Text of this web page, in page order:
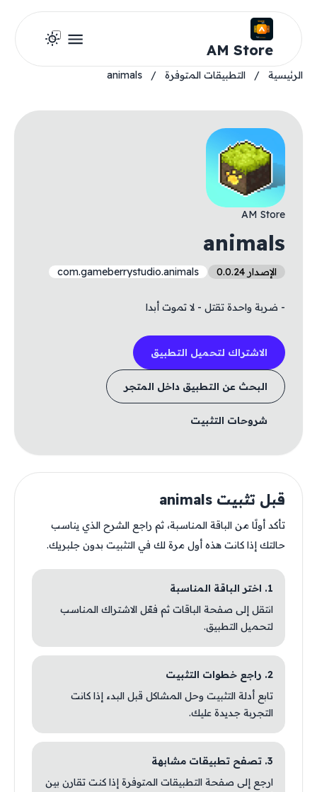
AM Store
الرئيسية / التطبيقات المتوفرة /
animals
AM Store
animals
الإصدار 0.0.24 com.gameberrystudio.animals
- ضربة واحدة تقتل - لا تموت أبدا
الاشتراك لتحميل التطبيق
البحث عن التطبيق داخل المتجر
شروحات التثبيت
قبل تثبيت animals
تأكد أولًا من الباقة المناسبة، ثم راجع الشرح الذي يناسب
حالتك إذا كانت هذه أول مرة لك في التثبيت بدون جلبريك.
1. اختر الباقة المناسبة
انتقل إلى صفحة الباقات ثم فعّل الاشتراك المناسب
لتحميل التطبيق.
2. راجع خطوات التثبيت
تابع أدلة التثبيت وحل المشاكل قبل البدء إذا كانت
التجربة جديدة عليك.
3. تصفح تطبيقات مشابهة
ارجع إلى صفحة التطبيقات المتوفرة إذا كنت تقارن بين